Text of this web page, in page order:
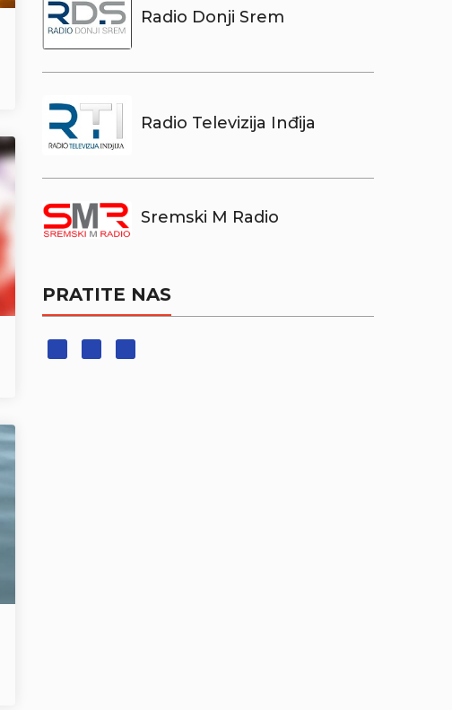
Radio Donji Srem
Radio Televizija Inđija
Sremski M Radio
PRATITE NAS